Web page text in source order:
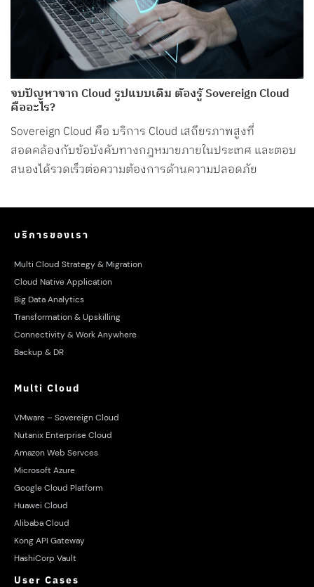
จบปัญหาจาก Cloud รูปแบบเดิม ต้องรู้ Sovereign Cloud
คืออะไร?
Sovereign Cloud คือ บริการ Cloud เสถียรภาพสูงที่
สอดคล้องกับข้อบังคับทางกฎหมายภายในประเทศ และตอบ
สนองได้รวดเร็วต่อความต้องการด้านความปลอดภัย
บริการของเรา
Multi Cloud Strategy & Migration
Cloud Native Application
Big Data Analytics
Transformation & Upskilling
Connectivity & Work Anywhere
Backup & DR
Multi Cloud
VMware – Sovereign Cloud
Nutanix Enterprise Cloud
Amazon Web Servces
Microsoft Azure
Google Cloud Platform
Huawei Cloud
Alibaba Cloud
Kong API Gateway
HashiCorp Vault
User Cases